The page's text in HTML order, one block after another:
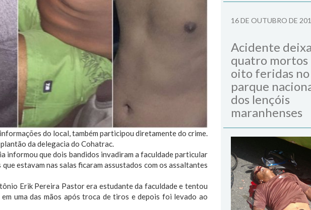
do local, também participou diretamente do crime.
da delegacia do Cohatrac.
informou que dois bandidos invadiram a faculdade particular
estavam nas salas ficaram assustados com os assaltantes
Erik Pereira Pastor era estudante da faculdade e tentou
uma das mãos após troca de tiros e depois foi levado ao
16 DE OUTUBRO DE
Acidente
quatro mortos
oito feridas no
parque
dos lençóis
maranhenses